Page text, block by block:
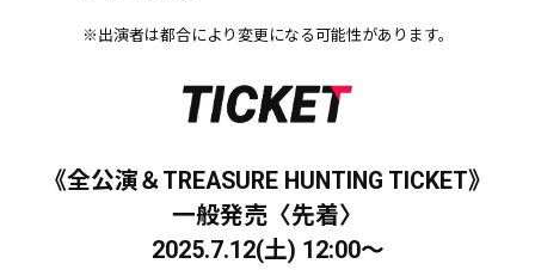
※出演者は都合により変更になる可能性があります。
《全公演＆TREASURE HUNTING TICKET》
一般発売〈先着〉
2025.7.12(土) 12:00～